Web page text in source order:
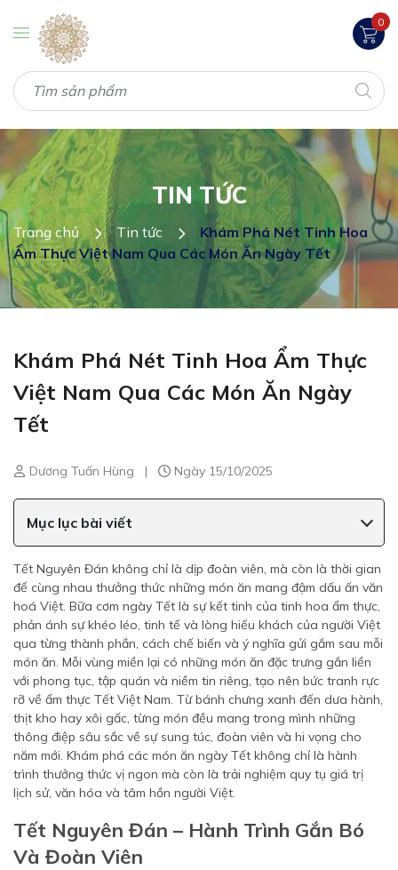
0
TIN TỨC
Trang chủ Tin tức
Khám Phá Nét Tinh Hoa
Ẩm Thực Việt Nam Qua Các Món Ăn Ngày Tết
Khám Phá Nét Tinh Hoa Ẩm Thực
Việt Nam Qua Các Món Ăn Ngày
Tết
Dương Tuấn Hùng | Ngày 15/10/2025
Mục lục bài viết
Tết Nguyên Đán không chỉ là dịp đoàn viên, mà còn là thời gian
để cùng nhau thưởng thức những món ăn mang đậm dấu ấn văn
hoá Việt. Bữa cơm ngày Tết là sự kết tinh của tinh hoa ẩm thực,
phản ánh sự khéo léo, tinh tế và lòng hiếu khách của người Việt
qua từng thành phần, cách chế biến và ý nghĩa gửi gắm sau mỗi
món ăn. Mỗi vùng miền lại có những món ăn đặc trưng gắn liền
với phong tục, tập quán và niềm tin riêng, tạo nên bức tranh rực
rỡ về ẩm thực Tết Việt Nam. Từ bánh chưng xanh đến dưa hành,
thịt kho hay xôi gấc, từng món đều mang trong mình những
thông điệp sâu sắc về sự sung túc, đoàn viên và hi vọng cho
năm mới. Khám phá các món ăn ngày Tết không chỉ là hành
trình thưởng thức vị ngon mà còn là trải nghiệm quy tụ giá trị
lịch sử, văn hóa và tâm hồn người Việt.
Tết Nguyên Đán – Hành Trình Gắn Bó
Và Đoàn Viên